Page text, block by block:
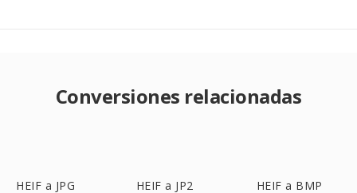
Conversiones relacionadas
HEIF a JPG HEIF a JP2 HEIF a BMP